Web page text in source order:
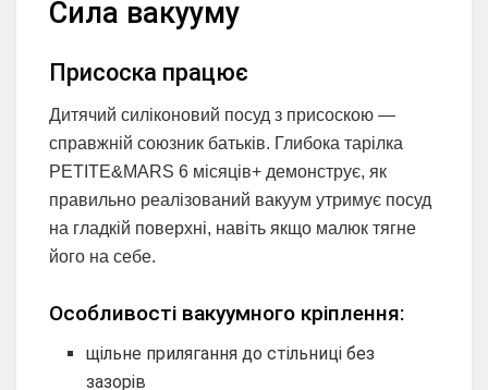
Сила вакууму
Присоска працює
Дитячий силіконовий посуд з присоскою —
справжній союзник батьків. Глибока тарілка
PETITE&MARS 6 місяців+ демонструє, як
правильно реалізований вакуум утримує посуд
на гладкій поверхні, навіть якщо малюк тягне
його на себе.
Особливості вакуумного кріплення:
щільне прилягання до стільниці без
зазорів